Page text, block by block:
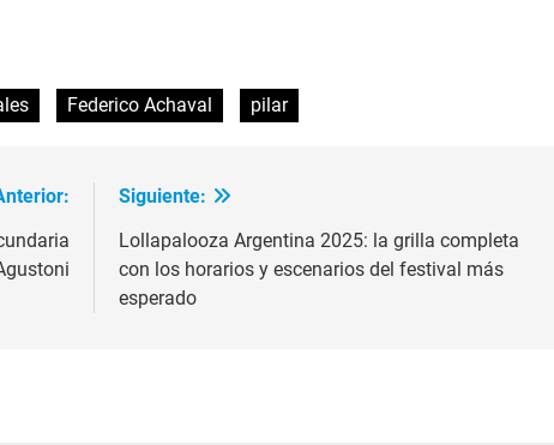
Federico Achaval pilar
Siguiente:
Lollapalooza Argentina 2025: la grilla completa
con los horarios y escenarios del festival más
esperado